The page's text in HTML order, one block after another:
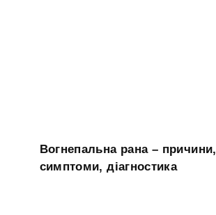
Вогнепальна рана – причини,
симптоми, діагностика